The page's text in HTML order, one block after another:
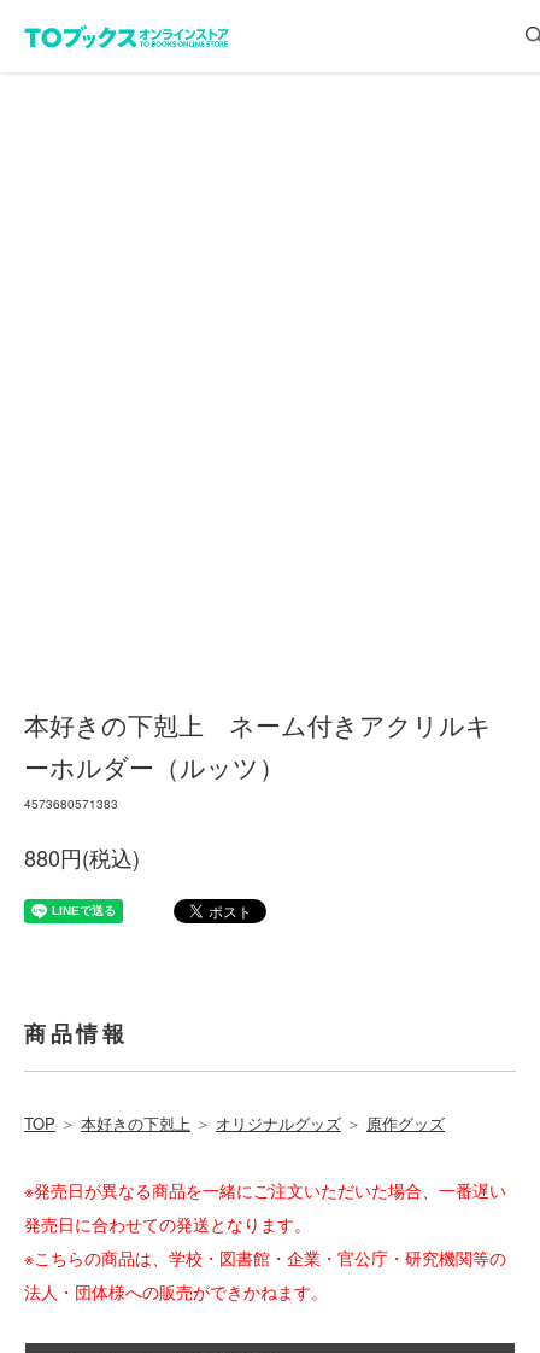
本好きの下剋上 ネーム付きアクリルキ
ーホルダー（ルッツ）
4573680571383
880円(税込)
商品情報
TOP ＞ 本好きの下剋上 ＞ オリジナルグッズ ＞ 原作グッズ
※発売日が異なる商品を一緒にご注文いただいた場合、一番遅い
発売日に合わせての発送となります。
※こちらの商品は、学校・図書館・企業・官公庁・研究機関等の
法人・団体様への販売ができかねます。